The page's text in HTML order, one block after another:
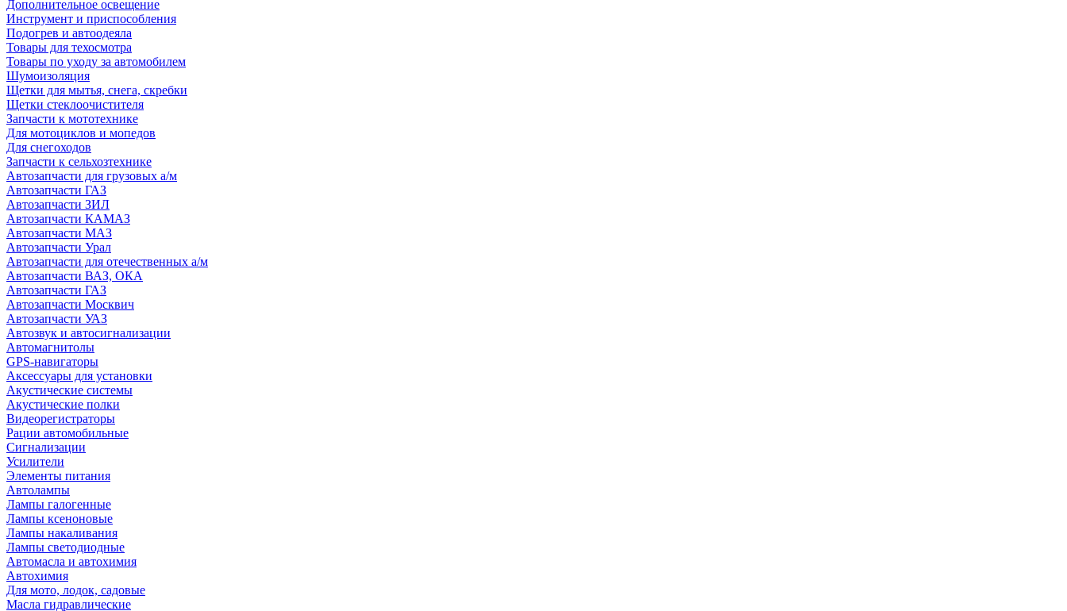
Дополнительное освещение
Инструмент и приспособления
Подогрев и автоодеяла
Товары для техосмотра
Товары по уходу за автомобилем
Шумоизоляция
Щетки для мытья, снега, скребки
Щетки стеклоочистителя
Запчасти к мототехнике
Для мотоциклов и мопедов
Для снегоходов
Запчасти к сельхозтехнике
Автозапчасти для грузовых а/м
Автозапчасти ГАЗ
Автозапчасти ЗИЛ
Автозапчасти КАМАЗ
Автозапчасти МАЗ
Автозапчасти Урал
Автозапчасти для отечественных а/м
Автозапчасти ВАЗ, ОКА
Автозапчасти ГАЗ
Автозапчасти Москвич
Автозапчасти УАЗ
Автозвук и автосигнализации
Автомагнитолы
GPS-навигаторы
Аксессуары для установки
Акустические системы
Акустические полки
Видеорегистраторы
Рации автомобильные
Сигнализации
Усилители
Элементы питания
Автолампы
Лампы галогенные
Лампы ксеноновые
Лампы накаливания
Лампы светодиодные
Автомасла и автохимия
Автохимия
Для мото, лодок, садовые
Масла гидравлические